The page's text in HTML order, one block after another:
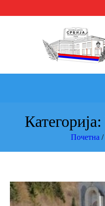
Категорија:
Почетна /